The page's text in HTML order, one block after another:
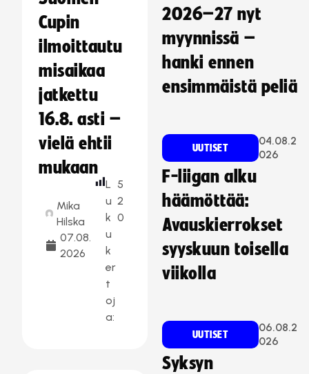
Cupin
ilmoittautu
misaikaa
jatkettu
16.8. asti –
vielä ehtii
mukaan
Mika
Hilska
07.08.
2026
L
u
k
u
k
er
t
oj
a:
5
2
0
2026–27 nyt
myynnissä –
hanki ennen
ensimmäistä peliä
UUTISET
04.08.2
026
F-liigan alku
häämöttää:
Avauskierrokset
syyskuun toisella
viikolla
UUTISET
06.08.2
026
Syksyn